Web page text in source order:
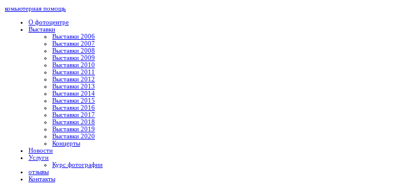
комьютерная помощь
О фотоцентре
Выставки
Выставки 2006
Выставки 2007
Выставки 2008
Выставки 2009
Выставки 2010
Выставки 2011
Выставки 2012
Выставки 2013
Выставки 2014
Выставки 2015
Выставки 2016
Выставки 2017
Выставки 2018
Выставки 2019
Выставки 2020
Концерты
Новости
Услуги
Курс фотографии
отзывы
Контакты